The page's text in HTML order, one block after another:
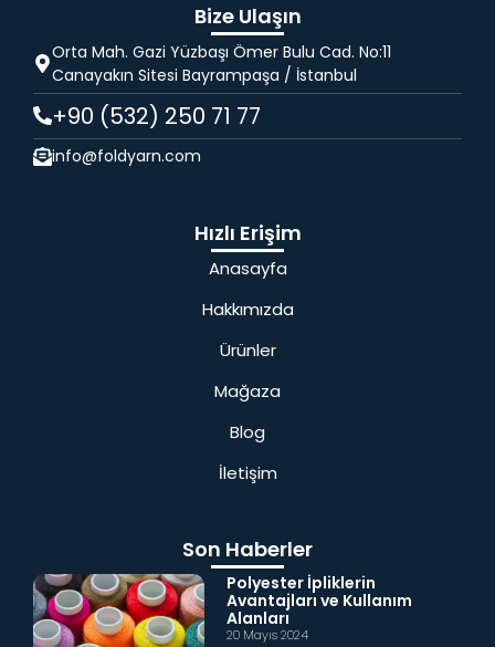
Bize Ulaşın
Orta Mah. Gazi Yüzbaşı Ömer Bulu Cad. No:11
Canayakın Sitesi Bayrampaşa / İstanbul
+90 (532) 250 71 77
info@foldyarn.com
Hızlı Erişim
Anasayfa
Hakkımızda
Ürünler
Mağaza
Blog
İletişim
Son Haberler
Polyester İpliklerin
Avantajları ve Kullanım
Alanları
20 Mayıs 2024